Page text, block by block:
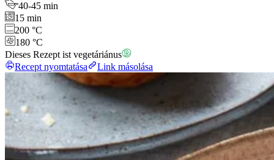
40-45 min
15 min
200 °C
180 °C
Dieses Rezept ist vegetáriánus
Recept nyomtatása
Link másolása